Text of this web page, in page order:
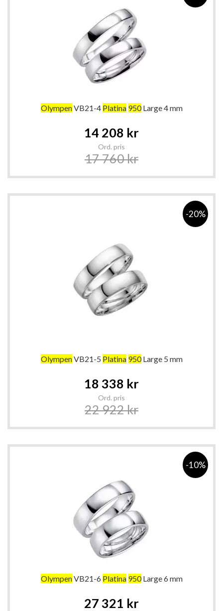
OlympenVB21-4 Platina 950Large 4 mm
14 208 kr
Ord. pris
17 760 kr
-20%
OlympenVB21-5 Platina 950Large 5 mm
18 338 kr
Ord. pris
22 922 kr
-10%
OlympenVB21-6 Platina 950Large 6 mm
27 321 kr